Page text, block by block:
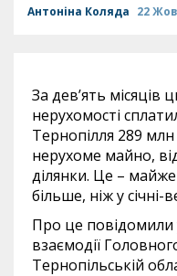
Антоніна Коляда 22
За дев’ять місяців
нерухомості
Тернопілля 289
нерухоме майно,
ділянки. Це –
більше, ніж у січні-
Про це повідомили
взаємодії
Тернопільській